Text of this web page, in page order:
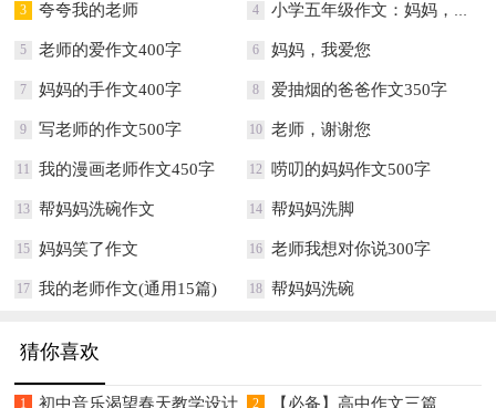
3 夸夸我的老师 4 小学五年级作文：妈妈，我想对你说
5 老师的爱作文400字 6 妈妈，我爱您
7 妈妈的手作文400字 8 爱抽烟的爸爸作文350字
9 写老师的作文500字 10 老师，谢谢您
11 我的漫画老师作文450字 12 唠叨的妈妈作文500字
13 帮妈妈洗碗作文 14 帮妈妈洗脚
15 妈妈笑了作文 16 老师我想对你说300字
17 我的老师作文(通用15篇) 18 帮妈妈洗碗
猜你喜欢
1 初中音乐渴望春天教学设计 2 【必备】高中作文三篇